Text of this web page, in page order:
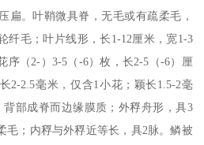
扁。叶鞘微具脊，无毛或有疏柔毛，
纤毛；叶片线形，长1-12厘米，宽1-3
序（2-）3-5（-6）枚，长2-5（-6）厘
2-2.5毫米，仅含1小花；颖长1.5-2毫
部成脊而边缘膜质；外稃舟形，具3
毛；内稃与外稃近等长，具2脉。鳞被